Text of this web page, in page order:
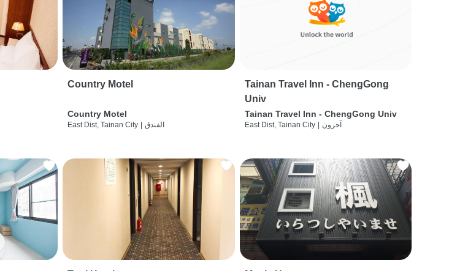
Country Motel
Country Motel
East Dist, Tainan City الفندق
Tainan Travel Inn - ChengGong
Univ
Tainan Travel Inn - ChengGong Univ
East Dist, Tainan City آحرون